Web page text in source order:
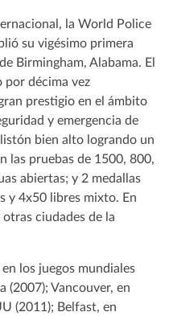
la World Police
su vigésimo primera
Birmingham, Alabama. El
por décima vez
prestigio en el ámbito
y emergencia de
bien alto logrando un
las pruebas de 1500, 800,
abiertas; y 2 medallas
y 4x50 libres mixto. En
ciudades de la
los juegos mundiales
(2007); Vancouver, en
(2011); Belfast, en